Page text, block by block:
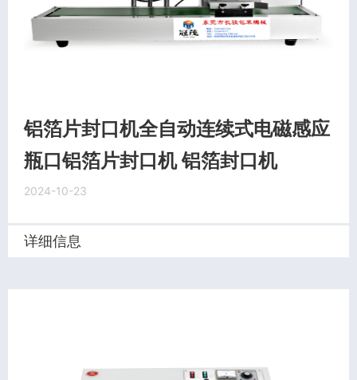
铝箔片封口机全自动连续式电磁感应
瓶口铝箔片封口机 铝箔封口机
2024-10-23
详细信息